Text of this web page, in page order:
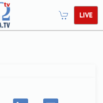
LIVE